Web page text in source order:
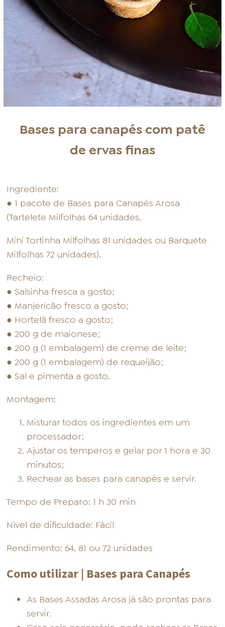
Bases para canapés com patê
de ervas finas
Ingrediente:
● 1 pacote de Bases para Canapés Arosa
(Tartelete Milfolhas 64 unidades,
Mini Tortinha Milfolhas 81 unidades ou Barquete
Milfolhas 72 unidades).
Recheio:
● Salsinha fresca a gosto;
● Manjericão fresco a gosto;
● Hortelã fresco a gosto;
● 200 g de maionese;
● 200 g (1 embalagem) de creme de leite;
● 200 g (1 embalagem) de requeijão;
● Sal e pimenta a gosto.
Montagem:
Misturar todos os ingredientes em um
processador;
Ajustar os temperos e gelar por 1 hora e 30
minutos;
Rechear as bases para canapés e servir.
Tempo de Preparo: 1 h 30 min
Nível de dificuldade: Fácil
Rendimento: 64, 81 ou 72 unidades
Como utilizar | Bases para Canapés
As Bases Assadas Arosa já são prontas para
servir.